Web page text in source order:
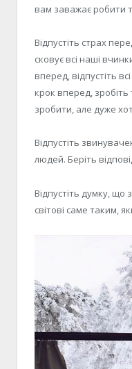
вам заважає робити
Відпустіть страх
сковує всі наші
вперед, відпустіть
крок вперед,
зробити, але дуже
Відпустіть
людей. Беріть
Відпустіть думку, що
світові саме таким,